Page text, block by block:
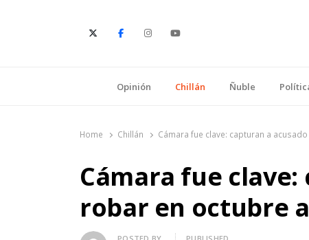
Opinión Chillán Ñuble
Home Chillán Cámara fue clave: capturan a
Cámara fue
robar en octubre